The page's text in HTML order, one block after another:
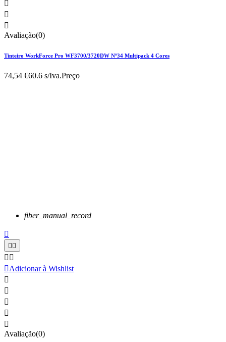



Avaliação(0)
Tinteiro WorkForce Pro WF3700/3720DW Nº34 Multipack 4 Cores
74,54 €60.6 s/Iva.Preço
fiber_manual_record

 
 
Adicionar à Wishlist





Avaliação(0)